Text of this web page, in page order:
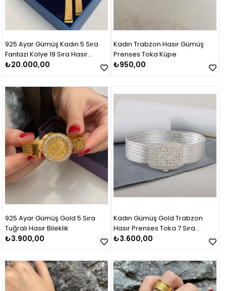
925 Ayar Gümüş Kadın 5 Sıra
Fantazi Kolye 19 Sıra Hasır
Bileklik Set Takım
₺20.000,00
Kadın Trabzon Hasır Gümüş
Prenses Toka Küpe
₺950,00
925 Ayar Gümüş Gold 5 Sıra
Tuğralı Hasır Bileklik
₺3.900,00
Kadın Gümüş Gold Trabzon
Hasır Prenses Toka 7 Sıra
Bileklik
₺3.600,00